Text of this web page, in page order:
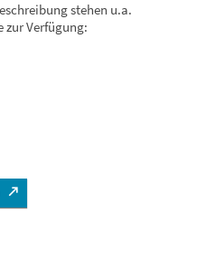
stehen u.a.
zur Verfügung: